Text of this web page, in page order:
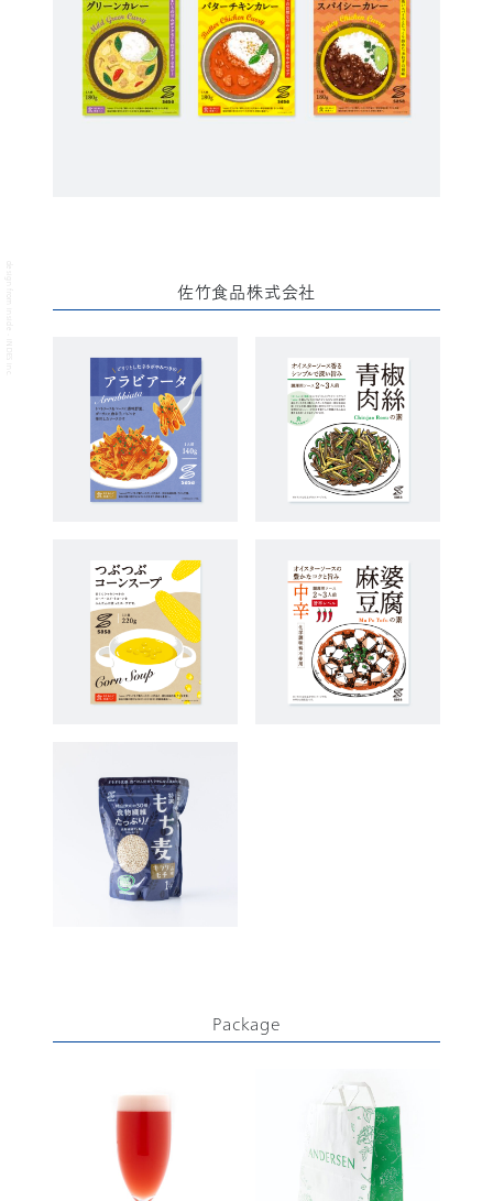
design from inside - INDES inc. 佐竹食品株式会社
Package